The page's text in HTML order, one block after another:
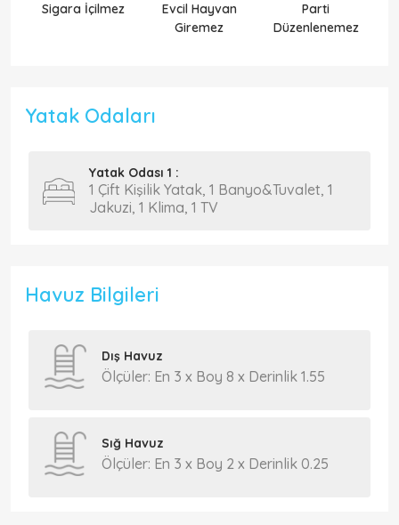
Sigara İçilmez
Evcil Hayvan
Giremez
Parti
Düzenlenemez
Yatak Odaları
Yatak Odası 1 :
1 Çift Kişilik Yatak, 1 Banyo&Tuvalet, 1
Jakuzi, 1 Klima, 1 TV
Havuz Bilgileri
Dış Havuz
Ölçüler: En 3 x Boy 8 x Derinlik 1.55
Sığ Havuz
Ölçüler: En 3 x Boy 2 x Derinlik 0.25